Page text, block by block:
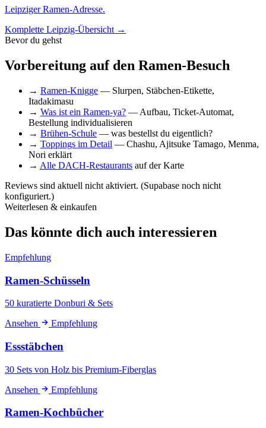
Leipziger Ramen-Adresse.
Komplette Leipzig-Übersicht →
Bevor du gehst
Vorbereitung auf den Ramen-Besuch
→ Ramen-Knigge — Slurpen, Stäbchen-Etikette,
Itadakimasu
→ Was ist ein Ramen-ya? — Aufbau, Ticket-Automat,
Bestellung individualisieren
→ Brühen-Schule — was bestellst du eigentlich?
→ Toppings im Detail — Chashu, Ajitsuke Tamago, Menma,
Nori erklärt
→ Alle DACH-Restaurants auf der Karte
Reviews sind aktuell nicht aktiviert. (Supabase noch nicht
konfiguriert.)
Weiterlesen & einkaufen
Das könnte dich auch interessieren
Empfehlung
Ramen-Schüsseln
50 kuratierte Donburi & Sets
Ansehen
Empfehlung
Essstäbchen
30 Sets von Holz bis Premium-Fiberglas
Ansehen
Empfehlung
Ramen-Kochbücher